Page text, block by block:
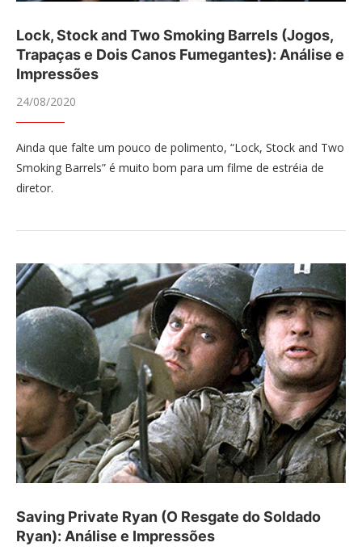
Lock, Stock and Two Smoking Barrels (Jogos,
Trapaças e Dois Canos Fumegantes): Análise e
Impressões
24/08/2020
Ainda que falte um pouco de polimento, “Lock, Stock and Two
Smoking Barrels” é muito bom para um filme de estréia de
diretor.
Saving Private Ryan (O Resgate do Soldado
Ryan): Análise e Impressões